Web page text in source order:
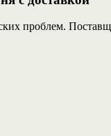
проблем.